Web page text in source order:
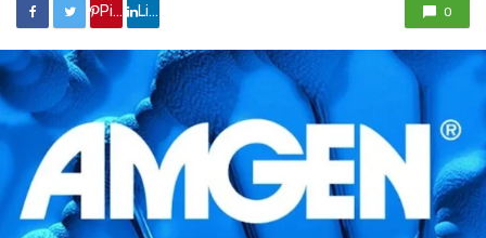
Pinterest'de paylaş Linkedin'de paylaş 0